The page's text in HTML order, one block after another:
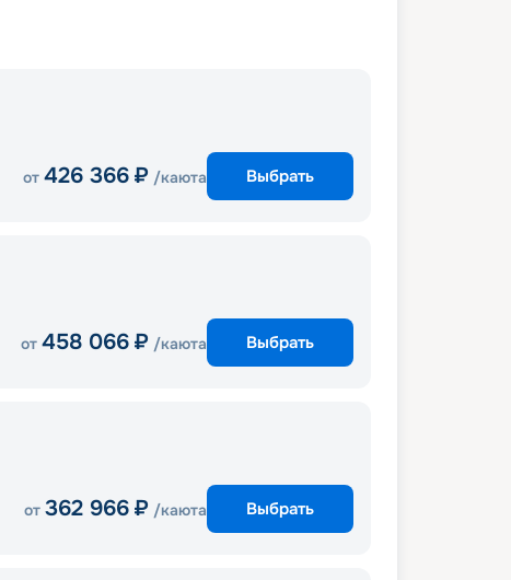
от 426 366 ₽ /каюта Выбрать
от 458 066 ₽ /каюта Выбрать
от 362 966 ₽ /каюта Выбрать